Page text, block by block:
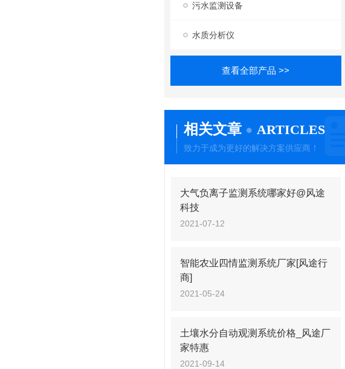
污水监测设备
水质分析仪
查看全部产品 >>
相关文章 ARTICLES
致力于成为更好的解决方案供应商！
大气负离子监测系统哪家好@风途
科技
2021-07-12
智能农业四情监测系统厂家[风途行
商]
2021-05-24
土壤水分自动观测系统价格_风途厂
家特惠
2021-09-14